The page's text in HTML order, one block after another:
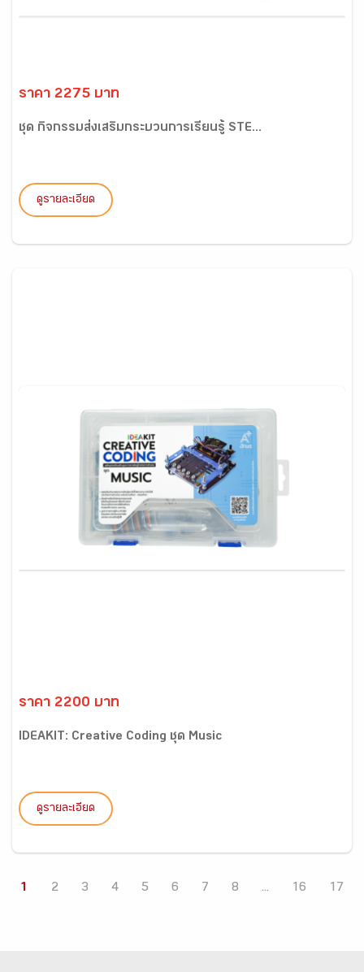
ราคา 2275 บาท
ชุด กิจกรรมส่งเสริมกระบวนการเรียนรู้ STE...
ดูรายละเอียด
ราคา 2200 บาท
IDEAKIT: Creative Coding ชุด Music
ดูรายละเอียด
1 2 3 4 5 6 7 8 ... 16 17